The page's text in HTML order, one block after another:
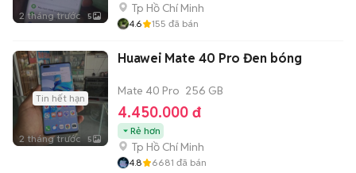
2 tháng trước 5
Tp Hồ Chí Minh
4.6 155 đã bán
Tin hết hạn
2 tháng trước 5
Huawei Mate 40 Pro Đen bóng
Mate 40 Pro 256 GB
4.450.000 đ
Rẻ hơn
Tp Hồ Chí Minh
4.8 6681 đã bán